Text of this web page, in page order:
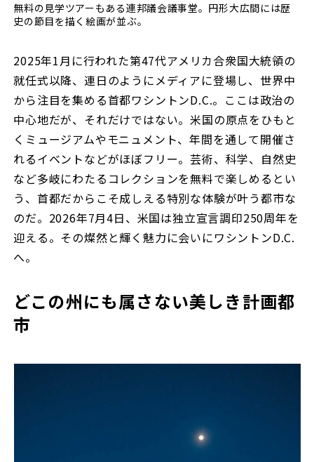
無料の見学ツアーもある連邦議会議事堂。円形大広間には歴
史の節目を描く絵画が並ぶ。
2025年1月に行われた第47代アメリカ合衆国大統領の
就任式以降、連日のようにメディアに登場し、世界中
から注目を集める首都ワシントンD.C.。ここは政治の
中心地だが、それだけではない。米国の原点をひもと
くミュージアムやモニュメント、年間を通して開催さ
れるイベントなどがほぼフリー。芸術、科学、自然史
など多岐にわたるコレクションを無料で楽しめるとい
う、首都だからこそ成しえる特別な体験が叶う都市な
のだ。2026年7月4日、米国は独立宣言調印250周年を
迎える。その燦然と輝く魅力に会いにワシントンD.C.
へ。
どこの州にも属さない美しき計画都
市